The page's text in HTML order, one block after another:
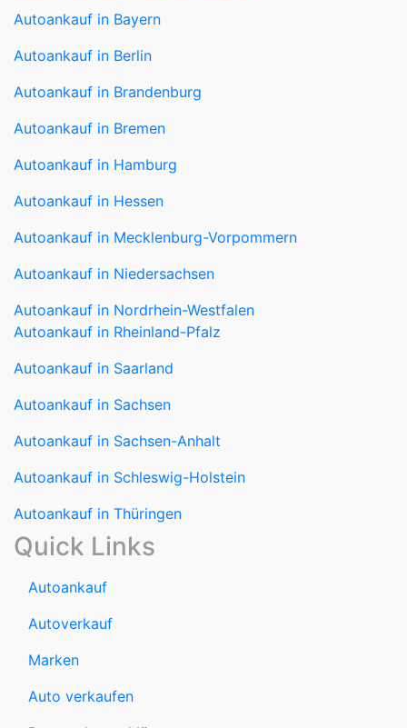
Autoankauf in Bayern
Autoankauf in Berlin
Autoankauf in Brandenburg
Autoankauf in Bremen
Autoankauf in Hamburg
Autoankauf in Hessen
Autoankauf in Mecklenburg-Vorpommern
Autoankauf in Niedersachsen
Autoankauf in Nordrhein-Westfalen
Autoankauf in Rheinland-Pfalz
Autoankauf in Saarland
Autoankauf in Sachsen
Autoankauf in Sachsen-Anhalt
Autoankauf in Schleswig-Holstein
Autoankauf in Thüringen
Quick Links
Autoankauf
Autoverkauf
Marken
Auto verkaufen